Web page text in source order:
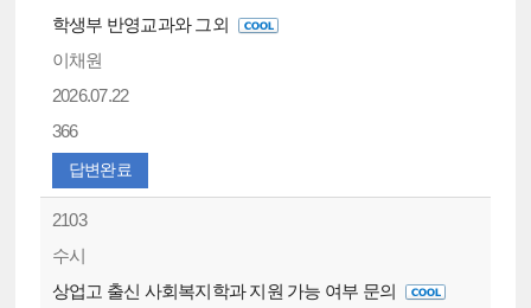
학생부 반영교과와 그외
이채원
2026.07.22
366
답변완료
2103
수시
상업고 출신 사회복지학과 지원 가능 여부 문의